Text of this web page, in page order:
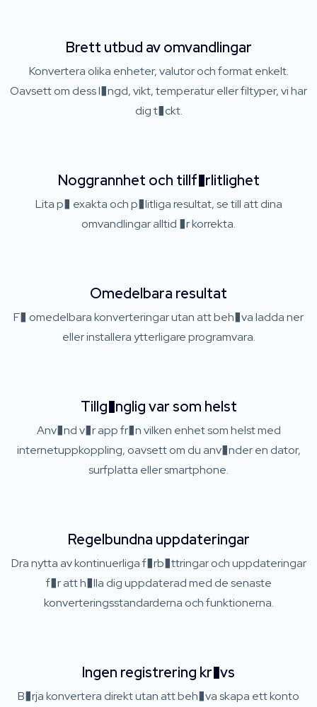
Brett utbud av omvandlingar
Konvertera olika enheter, valutor och format enkelt.
Oavsett om dess l�ngd, vikt, temperatur eller filtyper, vi har
dig t�ckt.
Noggrannhet och tillf�rlitlighet
Lita p� exakta och p�litliga resultat, se till att dina
omvandlingar alltid �r korrekta.
Omedelbara resultat
F� omedelbara konverteringar utan att beh�va ladda ner
eller installera ytterligare programvara.
Tillg�nglig var som helst
Anv�nd v�r app fr�n vilken enhet som helst med
internetuppkoppling, oavsett om du anv�nder en dator,
surfplatta eller smartphone.
Regelbundna uppdateringar
Dra nytta av kontinuerliga f�rb�ttringar och uppdateringar
f�r att h�lla dig uppdaterad med de senaste
konverteringsstandarderna och funktionerna.
Ingen registrering kr�vs
B�rja konvertera direkt utan att beh�va skapa ett konto